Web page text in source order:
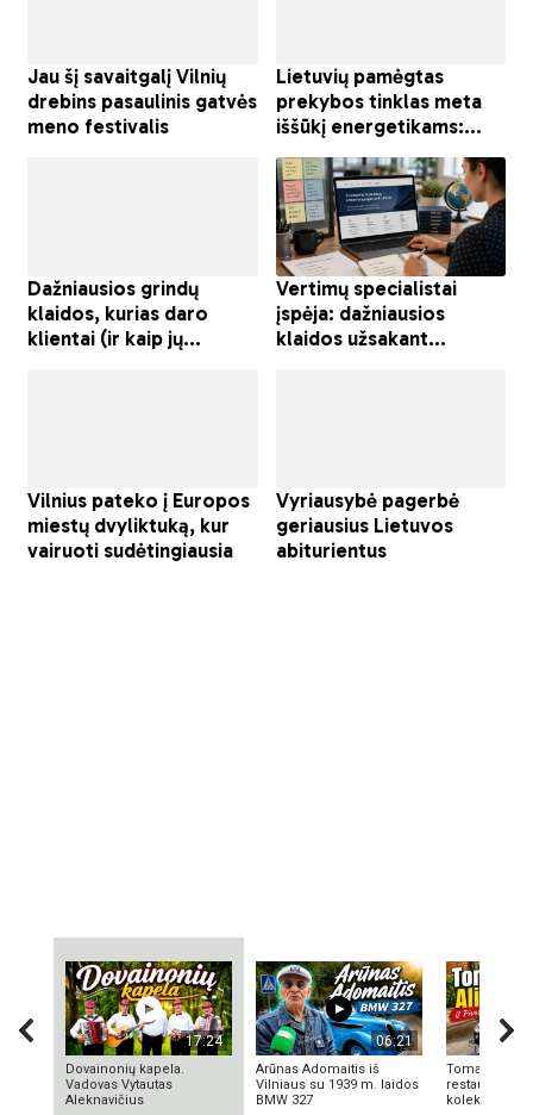
17:24
Dovainonių kapela.
Vadovas Vytautas
Aleknavičius
06:21
Arūnas Adomaitis iš
Vilniaus su 1939 m. laidos
BMW 327
Tomas